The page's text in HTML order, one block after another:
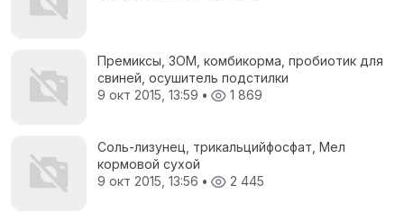
Премиксы, ЗОМ, комбикорма, пробиотик для
свиней, осушитель подстилки
9 окт 2015, 13:59 • 1 869
Соль-лизунец, трикальцийфосфат, Мел
кормовой сухой
9 окт 2015, 13:56 • 2 445